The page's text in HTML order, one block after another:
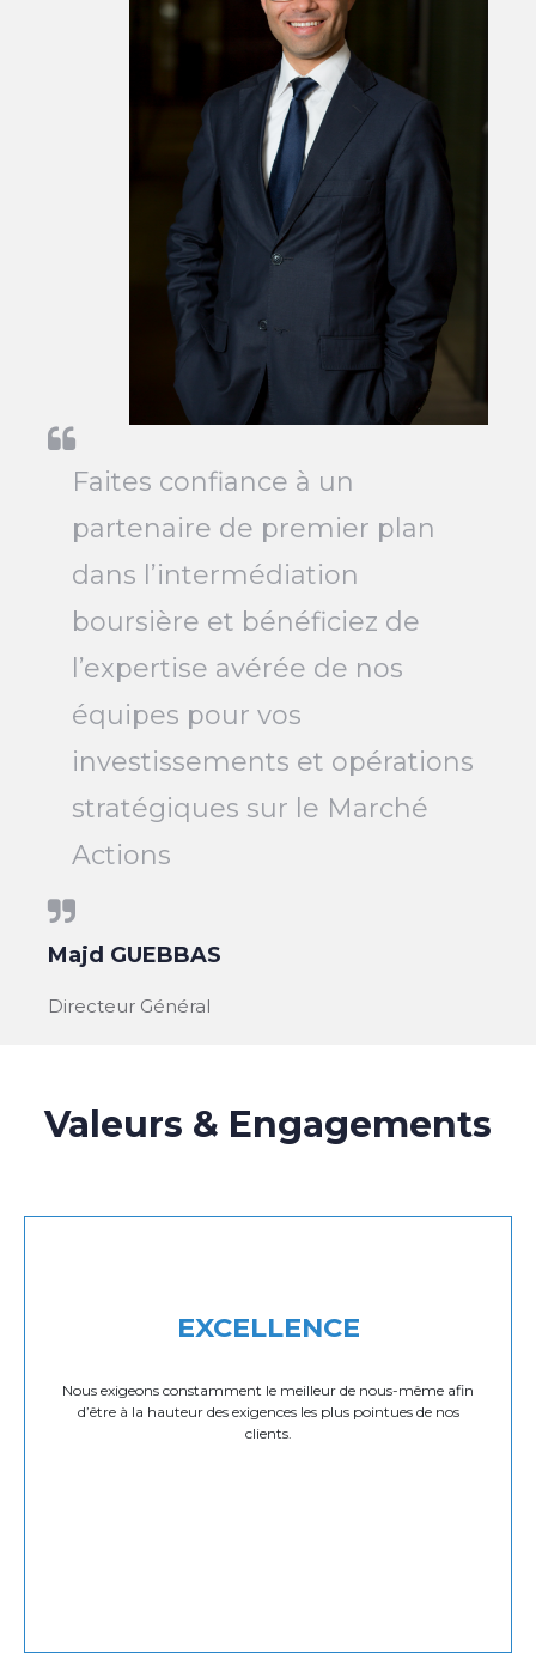
Faites confiance à un
partenaire de premier plan
dans l’intermédiation
boursière et bénéficiez de
l’expertise avérée de nos
équipes pour vos
investissements et opérations
stratégiques sur le Marché
Actions
Majd GUEBBAS
Directeur Général
Valeurs & Engagements
EXCELLENCE
Nous exigeons constamment le meilleur de nous-même afin
d’être à la hauteur des exigences les plus pointues de nos
clients.